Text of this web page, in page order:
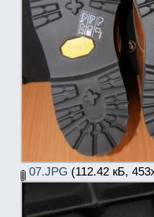
07.JPG (112.42 кБ,